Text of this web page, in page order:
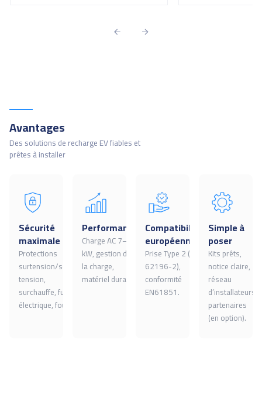
Avantages
Des solutions de recharge EV fiables et
prêtes à installer
Sécurité
maximale
Protections
surtension/sous-
tension,
surchauffe, fuite
électrique, foudre.
Performance
Charge AC 7–22
kW, gestion de
la charge,
matériel durable.
Compatibilité
européenne
Prise Type 2 (IEC
62196-2),
conformité
EN61851.
Simple à
poser
Kits prêts,
notice claire,
réseau
d’installateurs
partenaires
(en option).